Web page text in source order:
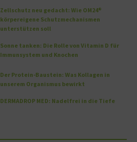
Zellschutz neu gedacht: Wie OM24®
körpereigene Schutzmechanismen
unterstützen soll
Sonne tanken: Die Rolle von Vitamin D für
Immunsystem und Knochen
Der Protein-Baustein: Was Kollagen in
unserem Organismus bewirkt
DERMADROP MED: Nadelfrei in die Tiefe